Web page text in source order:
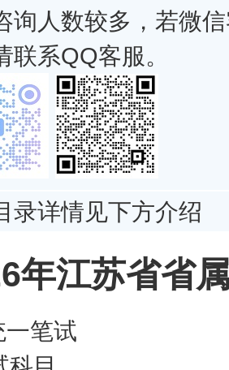
询人数较多，若微
联系QQ客服。
录详情见下方介绍
年江苏省省
一笔试